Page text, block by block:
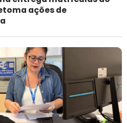
ações de